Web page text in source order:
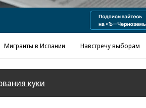
Мигранты в Испании Навстречу выборам
куки